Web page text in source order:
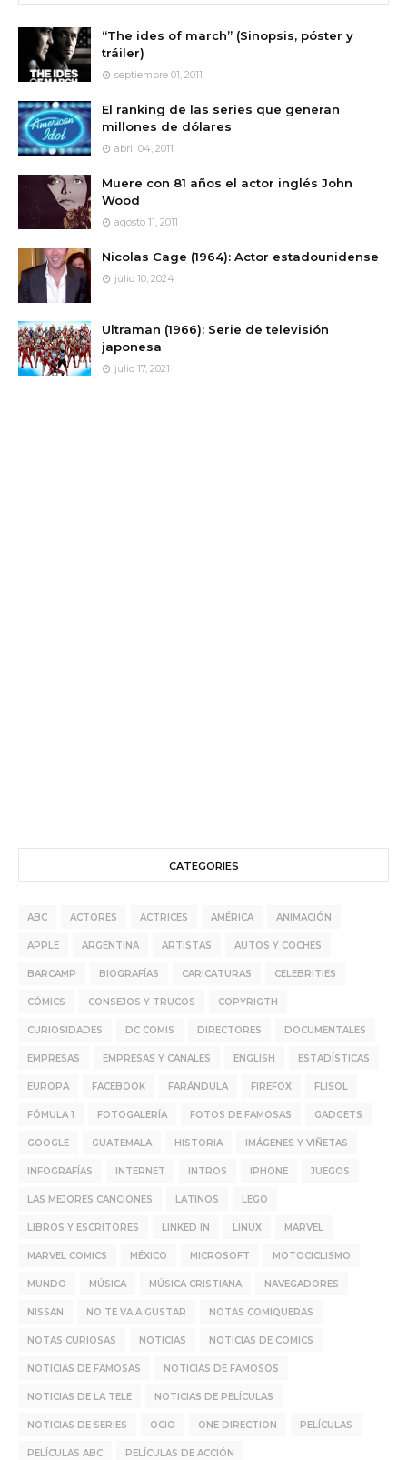
“The ides of march” (Sinopsis, póster y
tráiler)
septiembre 01, 2011
El ranking de las series que generan
millones de dólares
abril 04, 2011
Muere con 81 años el actor inglés John
Wood
agosto 11, 2011
Nicolas Cage (1964): Actor estadounidense
julio 10, 2024
Ultraman (1966): Serie de televisión
japonesa
julio 17, 2021
CATEGORIES
ABC ACTORES ACTRICES AMÉRICA ANIMACIÓN
APPLE ARGENTINA ARTISTAS AUTOS Y COCHES
BARCAMP BIOGRAFÍAS CARICATURAS CELEBRITIES
CÓMICS CONSEJOS Y TRUCOS COPYRIGTH
CURIOSIDADES DC COMIS DIRECTORES DOCUMENTALES
EMPRESAS EMPRESAS Y CANALES ENGLISH ESTADÍSTICAS
EUROPA FACEBOOK FARÁNDULA FIREFOX FLISOL
FÓMULA 1 FOTOGALERÍA FOTOS DE FAMOSAS GADGETS
GOOGLE GUATEMALA HISTORIA IMÁGENES Y VIÑETAS
INFOGRAFÍAS INTERNET INTROS IPHONE JUEGOS
LAS MEJORES CANCIONES LATINOS LEGO
LIBROS Y ESCRITORES LINKED IN LINUX MARVEL
MARVEL COMICS MÉXICO MICROSOFT MOTOCICLISMO
MUNDO MÚSICA MÚSICA CRISTIANA NAVEGADORES
NISSAN NO TE VA A GUSTAR NOTAS COMIQUERAS
NOTAS CURIOSAS NOTICIAS NOTICIAS DE COMICS
NOTICIAS DE FAMOSAS NOTICIAS DE FAMOSOS
NOTICIAS DE LA TELE NOTICIAS DE PELÍCULAS
NOTICIAS DE SERIES OCIO ONE DIRECTION PELÍCULAS
PELÍCULAS ABC PELÍCULAS DE ACCIÓN